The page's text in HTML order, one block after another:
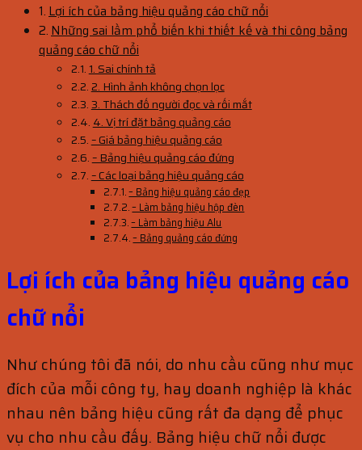
Lợi ích của bảng hiệu quảng cáo chữ nổi
Những sai lầm phổ biến khi thiết kế và thi công bảng
quảng cáo chữ nổi
1. Sai chính tả
2. Hình ảnh không chọn lọc
3. Thách đố người đọc và rối mắt
4. Vị trí đặt bảng quảng cáo
– Giá bảng hiệu quảng cáo
– Bảng hiệu quảng cáo đứng
– Các loại bảng hiệu quảng cáo
– Bảng hiệu quảng cáo đẹp
– Làm bảng hiệu hộp đèn
– Làm bảng hiệu Alu
– Bảng quảng cáo đứng
Lợi ích của bảng hiệu quảng cáo
chữ nổi
Như chúng tôi đã nói, do nhu cầu cũng như mục
đích của mỗi công ty, hay doanh nghiệp là khác
nhau nên bảng hiệu cũng rất đa dạng để phục
vụ cho nhu cầu đấy. Bảng hiệu chữ nổi được